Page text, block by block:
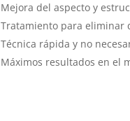
Mejora del aspecto y
Tratamiento para eliminar
Técnica rápida y no
Máximos resultados en el